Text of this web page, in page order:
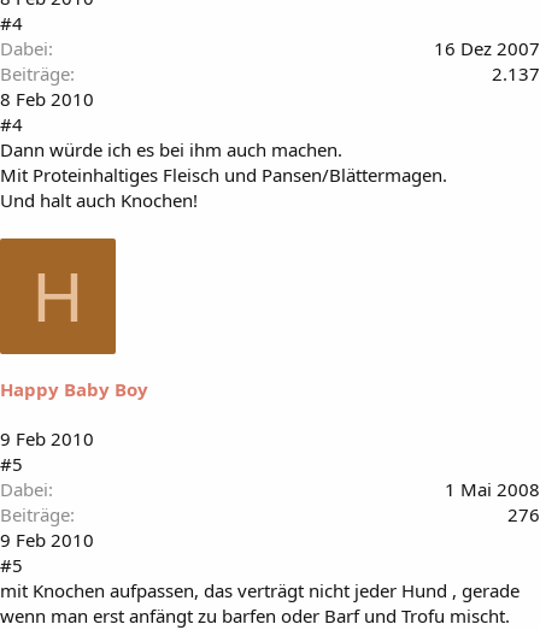
#4
Dabei
16 Dez 2007
Beiträge
2.137
8 Feb 2010
#4
Dann würde ich es bei ihm auch machen.
Mit Proteinhaltiges Fleisch und Pansen/Blättermagen.
Und halt auch Knochen!
H
Happy Baby Boy
9 Feb 2010
#5
Dabei
1 Mai 2008
Beiträge
276
9 Feb 2010
#5
mit Knochen aufpassen, das verträgt nicht jeder Hund , gerade
wenn man erst anfängt zu barfen oder Barf und Trofu mischt.